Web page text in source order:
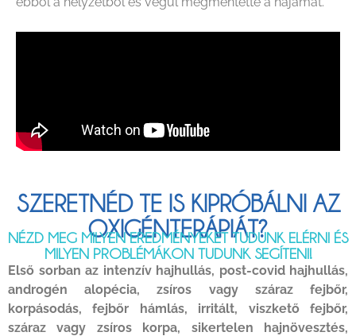
SZERETNÉD TE IS KIPRÓBÁLNI AZ
OXIGÉNTERÁPIÁT?
NÉZD MEG MILYEN EREDMÉNYEKET TUDUNK ELÉRNI ÉS
MILYEN PROBLÉMÁKON TUDUNK SEGÍTENI!
Első sorban az intenzív hajhullás, post-covid hajhullás,
androgén alopécia, zsíros vagy száraz fejbőr,
korpásodás, fejbőr hámlás, irritált, viszkető fejbőr,
száraz vagy zsíros korpa, sikertelen hajnövesztés,